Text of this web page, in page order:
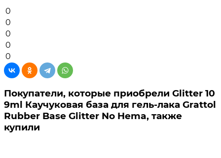
0
0
0
0
0
Покупатели, которые приобрели Glitter 10
9ml Каучуковая база для гель-лака Grattol
Rubber Base Glitter No Hema, также
купили